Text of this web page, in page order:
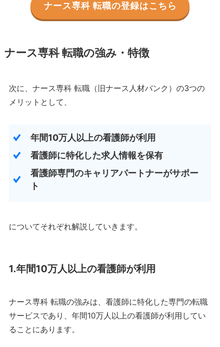
ナース専科 転職の登録はこちら
ナース専科 転職の強み・特徴
次に、ナース専科 転職（旧ナース人材バンク）の3つの
メリットとして、
年間10万人以上の看護師が利用
看護師に特化した求人情報を保有
看護師専門のキャリアパートナーがサポー
ト
についてそれぞれ解説していきます。
1.年間10万人以上の看護師が利用
ナース専科 転職の強みは、看護師に特化した専門の転職
サービスであり、年間10万人以上の看護師が利用してい
ることにあります。